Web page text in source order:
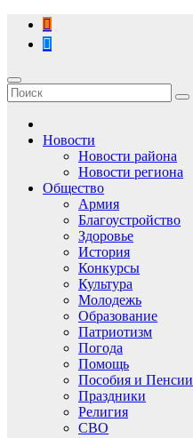
Перейти
содержимому
Новости
Новости района
Новости региона
Общество
Армия
Благоустройство
Здоровье
История
Конкурсы
Культура
Молодежь
Образование
Патриотизм
Погода
Помощь
Пособия и Пенсии
Праздники
Религия
СВО